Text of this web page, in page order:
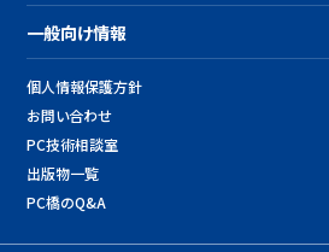
一般向け情報
個人情報保護方針
お問い合わせ
PC技術相談室
出版物一覧
PC橋のQ&A